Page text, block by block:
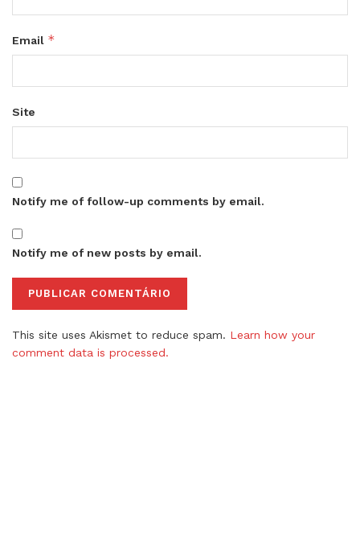
Email *
Site
Notify me of follow-up comments by email.
Notify me of new posts by email.
This site uses Akismet to reduce spam. Learn how your
comment data is processed.